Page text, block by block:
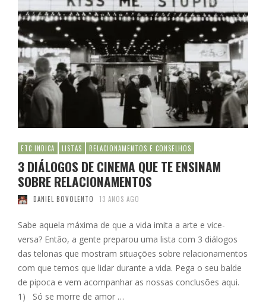
ETC INDICA LISTAS RELACIONAMENTOS E CONSELHOS
3 DIÁLOGOS DE CINEMA QUE TE ENSINAM
SOBRE RELACIONAMENTOS
DANIEL BOVOLENTO 13 ANOS AGO
Sabe aquela máxima de que a vida imita a arte e vice-
versa? Então, a gente preparou uma lista com 3 diálogos
das telonas que mostram situações sobre relacionamentos
com que temos que lidar durante a vida. Pega o seu balde
de pipoca e vem acompanhar as nossas conclusões aqui.
1) Só se morre de amor …